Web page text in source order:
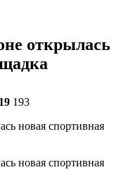
открылась
193